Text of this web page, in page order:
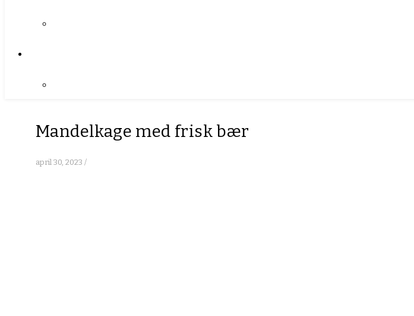
Mandelkage med frisk bær
april 30, 2023 /